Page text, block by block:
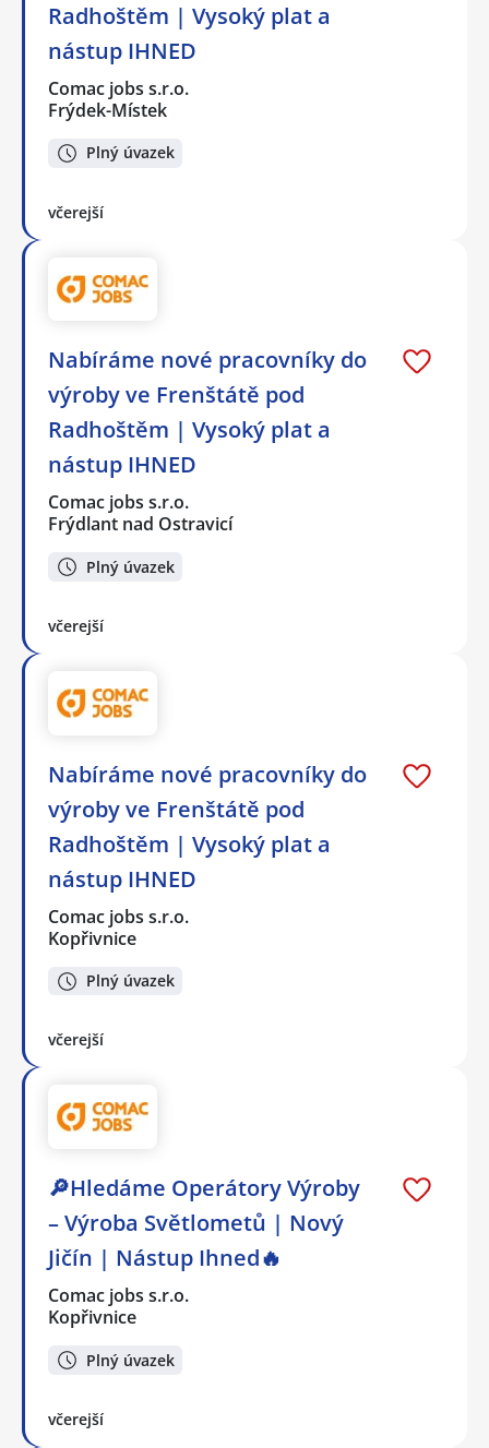
Radhoštěm | Vysoký plat a
nástup IHNED
Comac jobs s.r.o.
Frýdek-Místek
Plný úvazek
včerejší
Nabíráme nové pracovníky do
výroby ve Frenštátě pod
Radhoštěm | Vysoký plat a
nástup IHNED
Comac jobs s.r.o.
Frýdlant nad Ostravicí
Plný úvazek
včerejší
Nabíráme nové pracovníky do
výroby ve Frenštátě pod
Radhoštěm | Vysoký plat a
nástup IHNED
Comac jobs s.r.o.
Kopřivnice
Plný úvazek
včerejší
🔎Hledáme Operátory Výroby
– Výroba Světlometů | Nový
Jičín | Nástup Ihned🔥
Comac jobs s.r.o.
Kopřivnice
Plný úvazek
včerejší